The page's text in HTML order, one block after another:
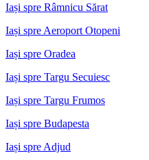
Iași spre Râmnicu Sărat
Iași spre Aeroport Otopeni
Iași spre Oradea
Iași spre Targu Secuiesc
Iași spre Targu Frumos
Iași spre Budapesta
Iași spre Adjud